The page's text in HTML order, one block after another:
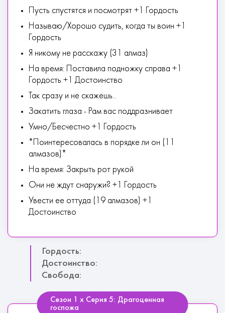
Пусть спустятся и посмотрят +1 Гордость
Называю/Хорошо судить, когда ты воин +1
Гордость
Я никому не расскажу (31 алмаз)
На время: Поставила подножку справа +1
Гордость +1 Достоинство
Так сразу и не скажешь..
Закатить глаза - Рам вас поддразнивает
Умно/Бесчестно +1 Гордость
*Поинтересовалась в порядке ли он (11
алмазов)*
На время: Закрыть рот рукой
Они не ждут снаружи? +1 Гордость
Увести ее оттуда (19 алмазов) +1
Достоинство
Гордость:
Достоинство:
Свобода:
Сезон 1 х Серия 5: Драгоценная
госпожа